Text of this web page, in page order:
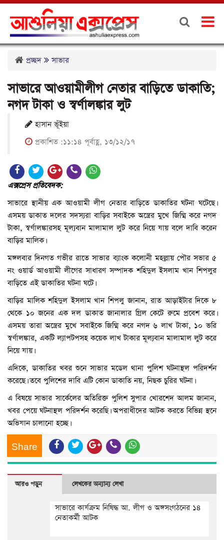
প্রচ্ছদ সাভার
সাভারে আওয়ামীলীগ নেতার বাড়িতে ডাকাতি;
নগদ টাকা ও স্বর্ণালঙ্কার লুট
হাসান ভূঁইয়া
প্রকাশিত :১১:১৪ পূর্বাহ্ণ, ১৩/১২/১৭
এক্সপ্রেস প্রতিবেদক:
সাভারে স্থানীয় এক আওয়ামী লীগ নেতার বাড়িতে ডাকাতির ঘটনা ঘটেছে।
এসময় ডাকাত দলের সদস্যরা বাড়ির সবাইকে অস্ত্রের মুখে জিম্মি করে নগদ
টাকা, স্বর্ণালঙ্কারসহ মূল্যবান মালামাল লুট করে নিয়ে যায় বলে দাবি করেন
বাড়ির মালিক।
মঙ্গলবার দিনগত গভীর রাতে সাভার ব্যাংক কলোনী মহল্লায় পৌর সভার ৫
নং ওয়ার্ড আওয়ামী লীগের সাধারণ সম্পাদক শহিদুল ইসলাম খান শিপলুর
বাড়িতে এই ডাকাতির ঘটনা ঘটে।
বাড়ির মালিক শহিদুল ইসলাম খান শিপলু জানান, রাত আড়াইটার দিকে ৮
থেকে ১০ জনের এক দল ডাকাত জানালার গ্রিল কেটে রুমে প্রবেশ করে।
এসময় তারা অস্ত্রের মুখে সবাইকে জিম্মি করে নগদ ৬ লাখ টাকা, ১০ ভরি
স্বর্ণালঙ্কার, একটি ল্যাপটপসহ কয়েক লাখ টাকার মূল্যবান মালামাল লুট করে
নিয়ে যায়।
এদিকে, ডাকাতির খবর শুনে সাভার মডেল থানা পুলিশ ঘটনাস্থল পরিদর্শন
করেছে। তবে পুলিশের দাবি এটি কোন ডাকাতি নয়, নিছক চুরির ঘটনা।
এ বিষয়ে সাভার সার্কেলের অতিরিক্ত পুলিশ সুপার খোরশেদ আলম জানান,
খবর পেয়ে ঘটনাস্থল পরিদর্শন করেছি। অপরাধীদের আটক করতে বিভিন্ন স্থনে
অভিযান চালানো হচ্ছে।
Share
আরও পড়ুন লেখকের অন্যান্য লেখা
সাভারে কার্যক্রম নিষিদ্ধ আ. লীগ ও অঙ্গসংগঠনের ১৪
নেতাকর্মী আটক